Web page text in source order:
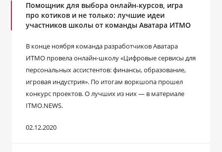
Помощник для выбора онлайн-курсов, игра
про котиков и не только: лучшие идеи
участников школы от команды Аватара ИТМО
В конце ноября команда разработчиков Аватара
ИТМО провела онлайн-школу «Цифровые сервисы для
персональных ассистентов: финансы, образование,
игровая индустрия». По итогам воркшопа прошел
конкурс проектов. О лучших из них — в материале
ITMO.NEWS.
02.12.2020